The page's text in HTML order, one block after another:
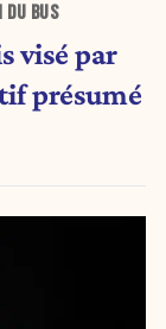
DU BUS
visé par
présumé